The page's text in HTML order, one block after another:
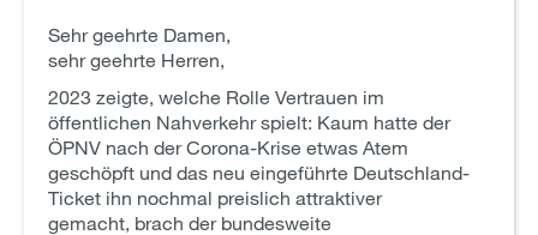
Sehr geehrte Damen,
sehr geehrte Herren,
2023 zeigte, welche Rolle Vertrauen im
öffentlichen Nahverkehr spielt: Kaum hatte der
ÖPNV nach der Corona-Krise etwas Atem
geschöpft und das neu eingeführte Deutschland-
Ticket ihn nochmal preislich attraktiver
gemacht, brach der bundesweite